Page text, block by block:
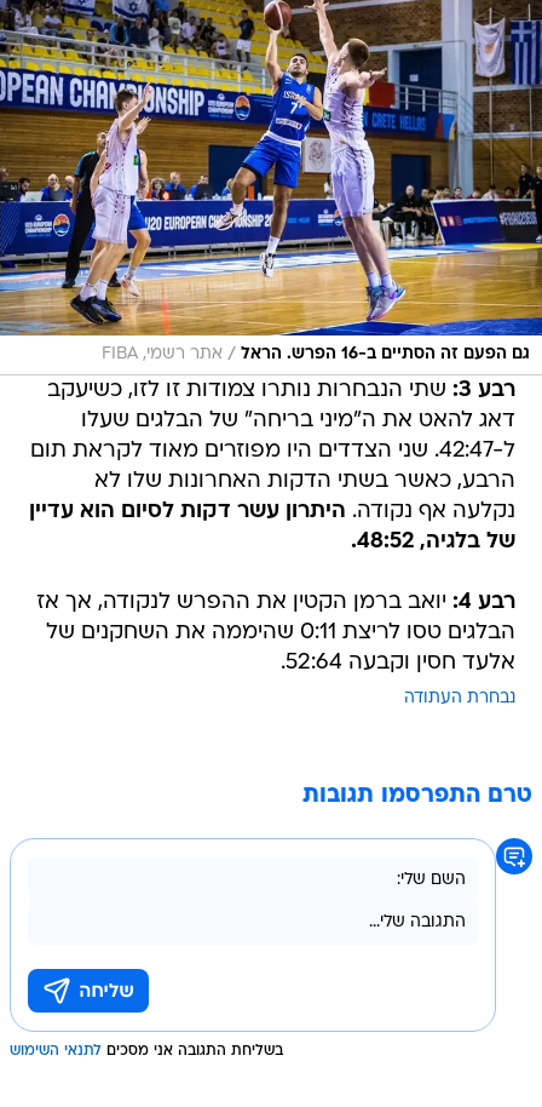
גם הפעם זה הסתיים ב-16 הפרש. הראל / אתר רשמי, FIBA
רבע 3:
שתי הנבחרות נותרו צמודות זו לזו, כשיעקב
דאג להאט את ה"מיני בריחה" של הבלגים שעלו
ל-42:47. שני הצדדים היו מפוזרים מאוד לקראת תום
הרבע, כאשר בשתי הדקות האחרונות שלו לא
נקלעה אף נקודה. היתרון עשר דקות לסיום הוא עדיין
של בלגיה, 48:52.
רבע 4:
יואב ברמן הקטין את ההפרש לנקודה, אך אז
הבלגים טסו לריצת 0:11 שהיממה את השחקנים של
אלעד חסין וקבעה 52:64.
נבחרת העתודה
טרם התפרסמו תגובות
בשליחת התגובה אני מסכים לתנאי השימוש